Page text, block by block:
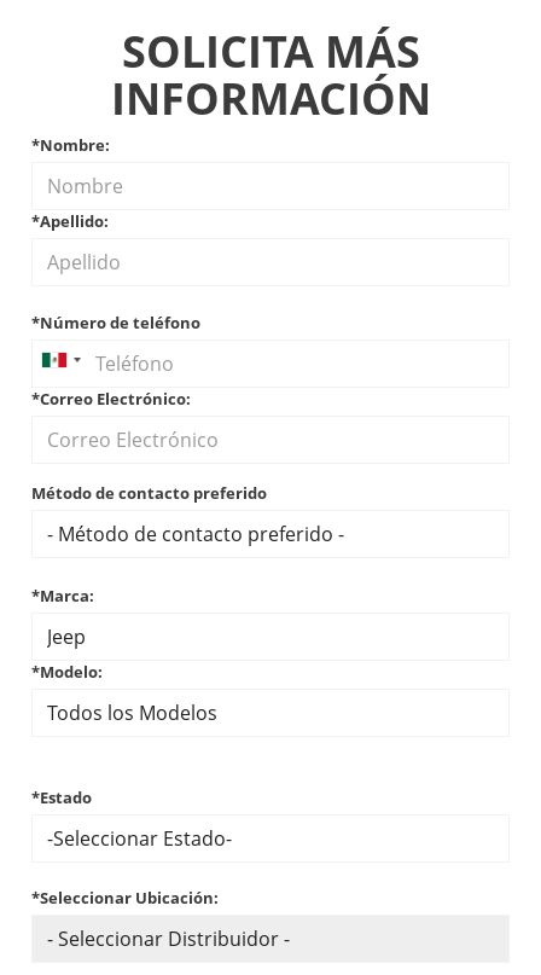
SOLICITA MÁS
INFORMACIÓN
*Nombre:
*Apellido:
*Número de teléfono
*Correo Electrónico:
Método de contacto preferido
*Marca:
*Modelo:
*Estado
*Seleccionar Ubicación: